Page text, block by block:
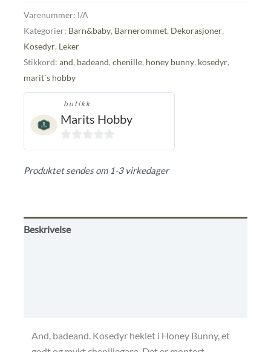
antall
Varenummer: I/A
Kategorier: Barn&baby, Barnerommet, Dekorasjoner,
Kosedyr, Leker
Stikkord: and, badeand, chenille, honey bunny, kosedyr,
marit`s hobby
butikk
Marits Hobby
0
Produktet sendes om 1-3 virkedager
Beskrivelse
And, badeand. Kosedyr heklet i Honey Bunny, et